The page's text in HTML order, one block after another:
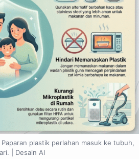
plastik perlahan masuk ke tubuh,
| Desain AI